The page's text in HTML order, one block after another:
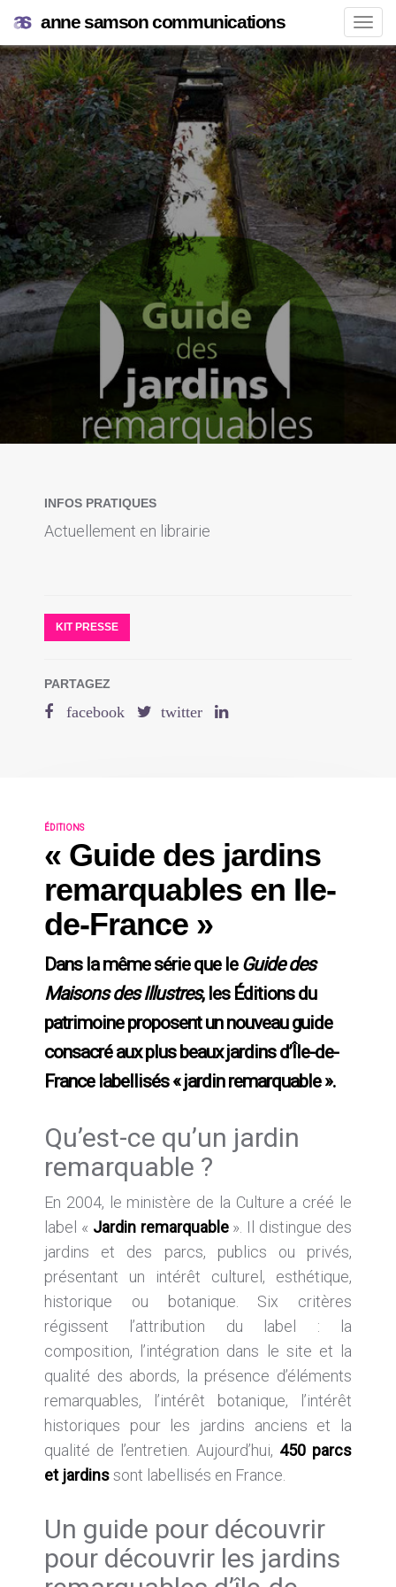
anne samson communications
INFOS PRATIQUES
Actuellement en librairie
KIT PRESSE
PARTAGEZ
ÉDITIONS
« Guide des jardins
remarquables en Ile-
de-France »
Dans la même série que le Guide des
Maisons des Illustres, les Éditions du
patrimoine proposent un nouveau guide
consacré aux plus beaux jardins d’Île-de-
France labellisés « jardin remarquable ».
Qu’est-ce qu’un jardin
remarquable ?
En 2004, le ministère de la Culture a créé le
label « Jardin remarquable». Il distingue des
jardins et des parcs, publics ou privés,
présentant un intérêt culturel, esthétique,
historique ou botanique. Six critères
régissent l’attribution du label : la
composition, l’intégration dans le site et la
qualité des abords, la présence d’éléments
remarquables, l’intérêt botanique, l’intérêt
historiques pour les jardins anciens et la
qualité de l’entretien. Aujourd’hui, 450 parcs
et jardinssont labellisés en France.
Un guide pour découvrir
pour découvrir les jardins